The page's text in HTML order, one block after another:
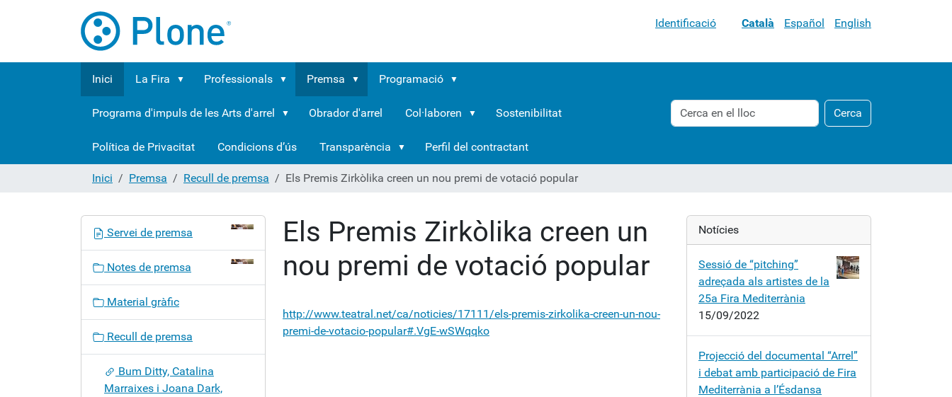
Identificació Català Español English
Inici La Fira Professionals Premsa Programació
Programa d'impuls de les Arts d'arrel Obrador d'arrel Col·laboren Sostenibilitat
Política de Privacitat Condicions d’ús Transparència Perfil del contractant
Cerca Cerca
Cerca
avançada…
Inici Premsa Recull de premsa Els Premis Zirkòlika creen un nou premi de votació popular
Els Premis Zirkòlika creen un
nou premi de votació popular
http://www.teatral.net/ca/noticies/17111/els-premis-zirkolika-creen-un-nou-
premi-de-votacio-popular#.VgE-wSWqqko
ó
Servei de premsa
Notes de premsa
Material gràfic
Recull de premsa
Bum Ditty, Catalina
Marraixes i Joana Dark,
Notícies
Sessió de “pitching”
adreçada als artistes de la
25a Fira Mediterrània
15/09/2022
Projecció del documental “Arrel”
i debat amb participació de Fira
Mediterrània a l’Ésdansa